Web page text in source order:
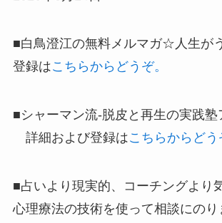
■白鳥澄江の無料メルマガ☆人生が
登録はこちらからどうぞ。
■シャーマン流-脱皮と再生の実践塾
詳細および登録はこちらからどう
■占いより現実的、コーチングより
心理療法の技術を使って相談にのり